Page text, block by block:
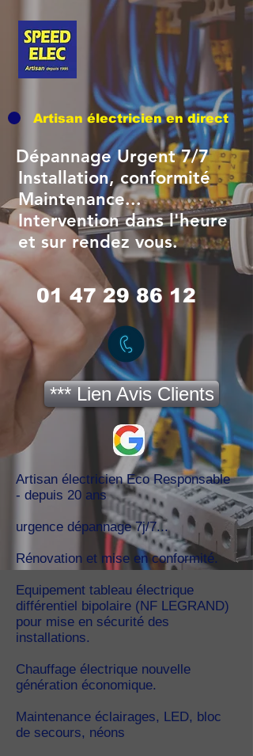
Dépannage Urgent 7/7
conformité
dans l'heure
sur rendez vous.
01 47 29 86 12
Artisan électricien en direct
*** Lien Avis Clients
Artisan électricien Eco Responsable
- depuis 20 ans
urgence dépannage 7j/7...
Rénovation et mise en conformité.
Equipement tableau électrique
différentiel bipolaire (NF LEGRAND)
pour mise en sécurité des
installations.
Chauffage électrique nouvelle
génération économique.
Maintenance éclairages, LED, bloc
de secours, néons